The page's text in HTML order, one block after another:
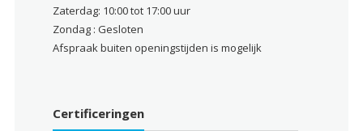
Zaterdag: 10:00 tot 17:00 uur
Zondag : Gesloten
Afspraak buiten openingstijden is mogelijk
Certificeringen